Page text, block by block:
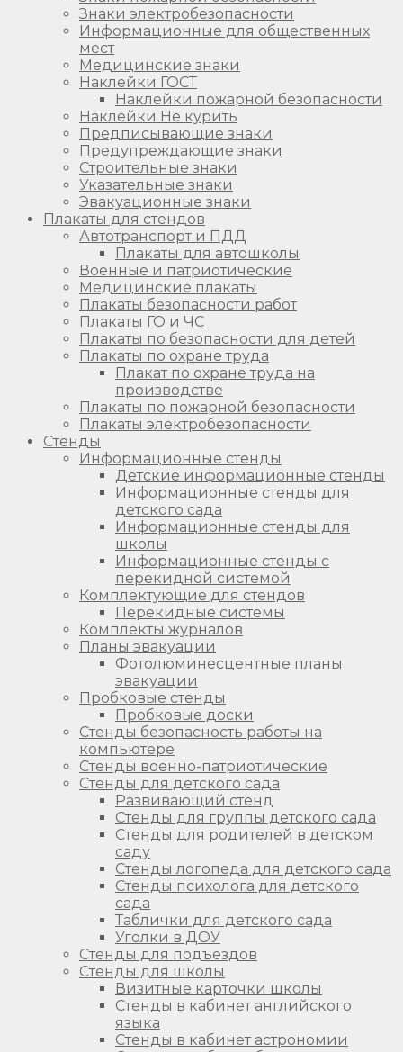
Знаки электробезопасности
Информационные для общественных
мест
Медицинские знаки
Наклейки ГОСТ
Наклейки пожарной безопасности
Наклейки Не курить
Предписывающие знаки
Предупреждающие знаки
Строительные знаки
Указательные знаки
Эвакуационные знаки
Плакаты для стендов
Автотранспорт и ПДД
Плакаты для автошколы
Военные и патриотические
Медицинские плакаты
Плакаты безопасности работ
Плакаты ГО и ЧС
Плакаты по безопасности для детей
Плакаты по охране труда
Плакат по охране труда на
производстве
Плакаты по пожарной безопасности
Плакаты электробезопасности
Стенды
Информационные стенды
Детские информационные стенды
Информационные стенды для
детского сада
Информационные стенды для
школы
Информационные стенды с
перекидной системой
Комплектующие для стендов
Перекидные системы
Комплекты журналов
Планы эвакуации
Фотолюминесцентные планы
эвакуации
Пробковые стенды
Пробковые доски
Стенды безопасность работы на
компьютере
Стенды военно-патриотические
Стенды для детского сада
Развивающий стенд
Стенды для группы детского сада
Стенды для родителей в детском
саду
Стенды логопеда для детского сада
Стенды психолога для детского
сада
Таблички для детского сада
Уголки в ДОУ
Стенды для подъездов
Стенды для школы
Визитные карточки школы
Стенды в кабинет английского
языка
Стенды в кабинет астрономии